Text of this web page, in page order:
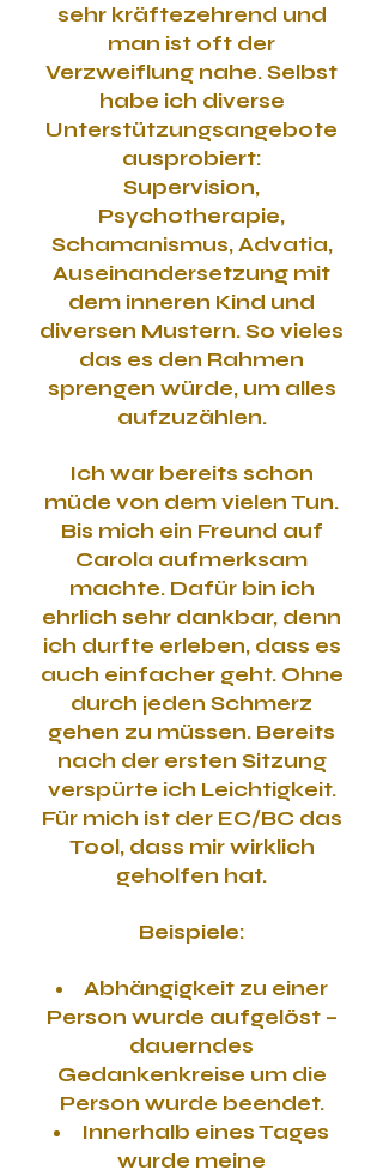
sehr kräftezehrend und
man ist oft der
Verzweiflung nahe. Selbst
habe ich diverse
Unterstützungsangebote
ausprobiert:
Supervision,
Psychotherapie,
Schamanismus, Advatia,
Auseinandersetzung mit
dem inneren Kind und
diversen Mustern. So vieles
das es den Rahmen
sprengen würde, um alles
aufzuzählen.
Ich war bereits schon
müde von dem vielen Tun.
Bis mich ein Freund auf
Carola aufmerksam
machte. Dafür bin ich
ehrlich sehr dankbar, denn
ich durfte erleben, dass es
auch einfacher geht. Ohne
durch jeden Schmerz
gehen zu müssen. Bereits
nach der ersten Sitzung
verspürte ich Leichtigkeit.
Für mich ist der EC/BC das
Tool, dass mir wirklich
geholfen hat.
Beispiele:
Abhängigkeit zu einer
Person wurde aufgelöst –
dauerndes
Gedankenkreise um die
Person wurde beendet.
Innerhalb eines Tages
wurde meine